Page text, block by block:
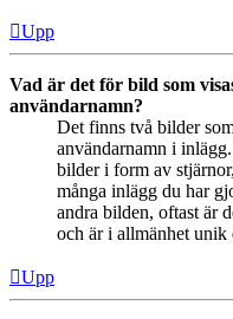
Upp
Vad är det för bild som
användarnamn?
Det finns två bilder
användarnamn i
bilder i form av
många inlägg du har
andra bilden, oftast är
och är i allmänhet unik
Upp